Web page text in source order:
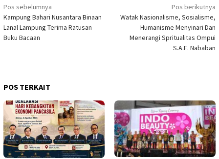
Navigasi
pos
Pos sebelumnya
Kampung Bahari Nusantara Binaan
Lanal Lampung Terima Ratusan
Buku Bacaan
Pos berikutnya
Watak Nasionalisme, Sosialisme,
Humanisme Menyinari Dan
Menerangi Spritualitas Ompui
S.A.E. Nababan
POS TERKAIT